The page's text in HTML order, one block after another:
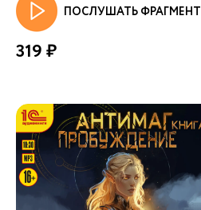
ПОСЛУШАТЬ ФРАГМЕНТ
319 ₽